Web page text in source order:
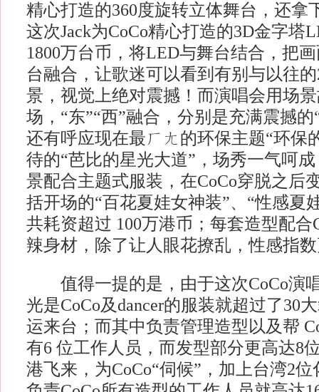
精心打造的360度旋转立体舞台，还拿
这次Jack为CoCo精心打造的3D金字塔
1800万台币，将LED与舞台结合，把
台融合，让歌迷可以看到有别与以往
景，视觉上绝对震撼！而演唱会用场
场，“东”“西”融合，分别是充满震撼
还有呼应现在最ㄏㄤ的环保主题“环保
待的“芭比的星光大道”，场秀一气呵
景配合主题式服装，在CoCo穿脱之后
括开场的“百花夏娃女神装”、“性感夏
共耗资超过 100万港币；每套造型配合
辣身材，除了让人眼花撩乱，性感指
值得一提的是，由于这次CoCo演
光是CoCo及dancer的服装就超过了30
运来台；而其中负责管理造型以及帮
有6 位工作人员，而发型部分更高达8
港飞来，为CoCo“伺候”，加上台湾2